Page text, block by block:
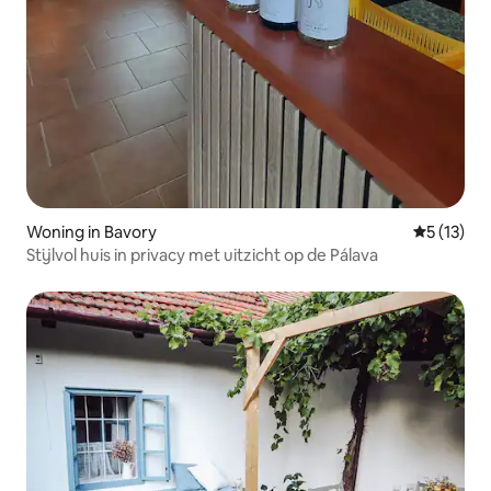
Woning in Bavory
5 (13)
Stijlvol huis in privacy met uitzicht op de Pálava